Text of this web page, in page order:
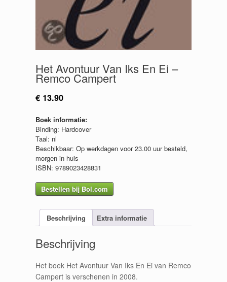
Het Avontuur Van Iks En Ei –
Remco Campert
€ 13.90
Boek informatie:
Binding: Hardcover
Taal: nl
Beschikbaar: Op werkdagen voor 23.00 uur besteld,
morgen in huis
ISBN: 9789023428831
Bestellen bij Bol.com
Beschrijving Extra informatie
Beschrijving
Het boek Het Avontuur Van Iks En Ei van Remco
Campert is verschenen in 2008.